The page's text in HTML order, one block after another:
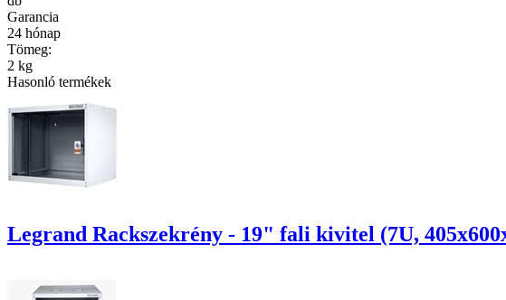
Garancia
24 hónap
Tömeg:
2 kg
Hasonló termékek
Legrand Rackszekrény - 19" fali kivitel (7U,